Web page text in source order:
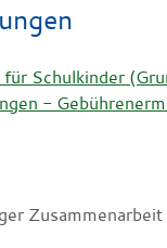
Schulkinder
-